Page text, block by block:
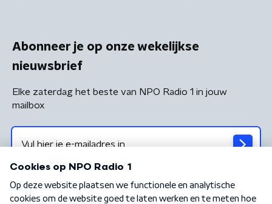
Abonneer je op onze wekelijkse
nieuwsbrief
Elke zaterdag het beste van NPO Radio 1 in jouw
mailbox